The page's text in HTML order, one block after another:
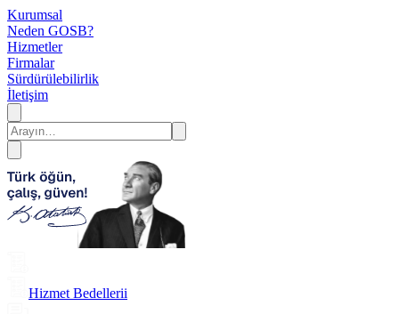
Kurumsal
Neden GOSB?
Hizmetler
Firmalar
Sürdürülebilirlik
İletişim
Hizmet Bedellerii